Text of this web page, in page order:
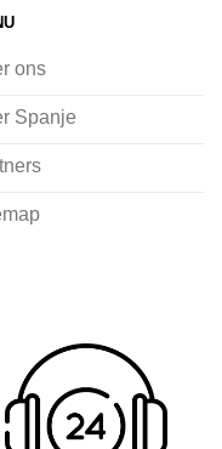
zoekt
al
door
bij
altijd
te
ons
Spanje